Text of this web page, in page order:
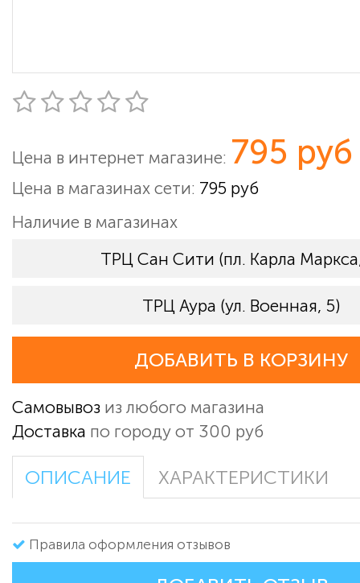
Цена в интернет магазине: 795 руб
Цена в магазинах сети: 795 руб
Наличие в магазинах
ТРЦ Сан Сити (пл. Карла
ТРЦ Аура (ул. Военная, 5)
ДОБАВИТЬ В КОРЗИНУ
Самовывоз из любого магазина
Доставка по городу от 300 руб
ОПИСАНИЕ ХАРАКТЕРИСТИКИ
Правила оформления отзывов